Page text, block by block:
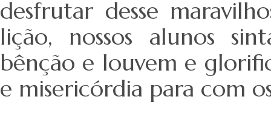
desfrutar desse
lição, nossos alunos
bênção e louvem e
e misericórdia para com